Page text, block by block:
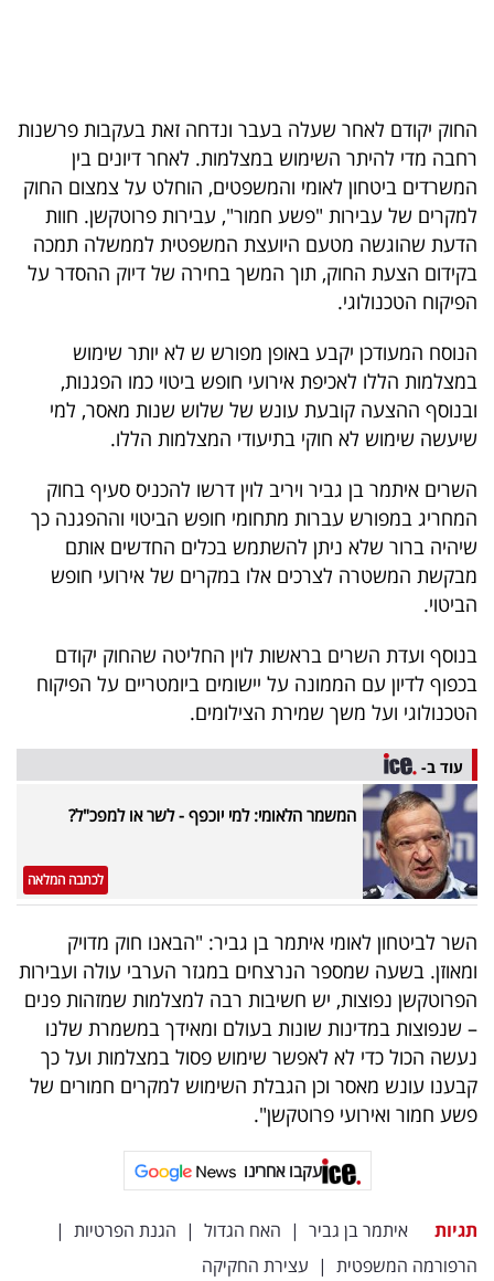
הכלכלי
פודקאסט
40
UNDER
40
שיתופי
פעולה
דרושים
ניוזלטרים
מייל
אדום
פרסמו
באייס
עקבו
החוק יקודם לאחר שעלה בעבר ונדחה זאת בעקבות פרשנות
רחבה מדי להיתר השימוש במצלמות. לאחר דיונים בין
המשרדים ביטחון לאומי והמשפטים, הוחלט על צמצום החוק
למקרים של עבירות "פשע חמור", עבירות פרוטקשן. חוות
הדעת שהוגשה מטעם היועצת המשפטית לממשלה תמכה
בקידום הצעת החוק, תוך המשך בחירה של דיוק ההסדר על
הפיקוח הטכנולוגי.
הנוסח המעודכן יקבע באופן מפורש ש לא יותר שימוש
במצלמות הללו לאכיפת אירועי חופש ביטוי כמו הפגנות,
ובנוסף ההצעה קובעת עונש של שלוש שנות מאסר, למי
שיעשה שימוש לא חוקי בתיעודי המצלמות הללו.
השרים איתמר בן גביר ויריב לוין דרשו להכניס סעיף בחוק
המחריג במפורש עברות מתחומי חופש הביטוי וההפגנה כך
שיהיה ברור שלא ניתן להשתמש בכלים החדשים אותם
מבקשת המשטרה לצרכים אלו במקרים של אירועי חופש
הביטוי.
בנוסף ועדת השרים בראשות לוין החליטה שהחוק יקודם
בכפוף לדיון עם הממונה על יישומים ביומטריים על הפיקוח
הטכנולוגי ועל משך שמירת הצילומים.
עוד ב-
המשמר הלאומי: למי יוכפף - לשר או למפכ"ל?
לכתבה המלאה
השר לביטחון לאומי איתמר בן גביר: "הבאנו חוק מדויק
ומאוזן. בשעה שמספר הנרצחים במגזר הערבי עולה ועבירות
הפרוטקשן נפוצות, יש חשיבות רבה למצלמות שמזהות פנים
– שנפוצות במדינות שונות בעולם ומאידך במשמרת שלנו
נעשה הכול כדי לא לאפשר שימוש פסול במצלמות ועל כך
קבענו עונש מאסר וכן הגבלת השימוש למקרים חמורים של
פשע חמור ואירועי פרוטקשן".
עקבו אחרינו
תגיות איתמר בן גביר | האח הגדול | הגנת הפרטיות |
הרפורמה המשפטית | עצירת החקיקה